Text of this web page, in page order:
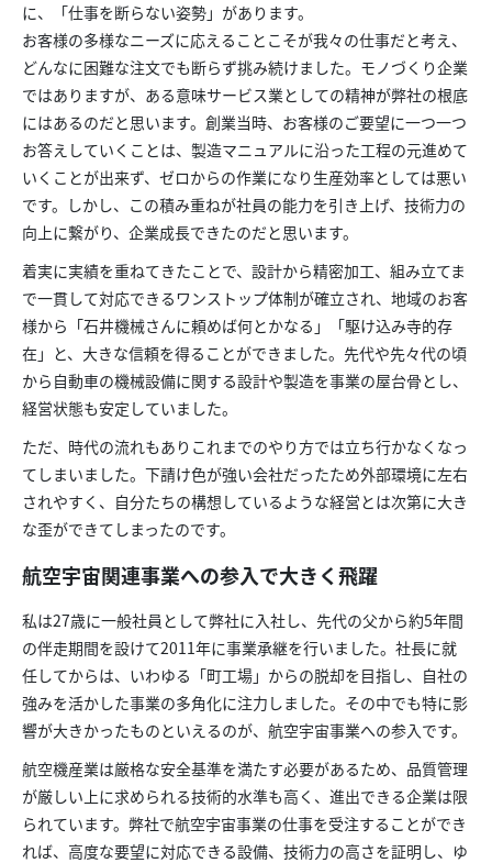
に、「仕事を断らない姿勢」があります。
お客様の多様なニーズに応えることこそが我々の仕事だと考え、
どんなに困難な注文でも断らず挑み続けました。モノづくり企業
ではありますが、ある意味サービス業としての精神が弊社の根底
にはあるのだと思います。創業当時、お客様のご要望に一つ一つ
お答えしていくことは、製造マニュアルに沿った工程の元進めて
いくことが出来ず、ゼロからの作業になり生産効率としては悪い
です。しかし、この積み重ねが社員の能力を引き上げ、技術力の
向上に繋がり、企業成長できたのだと思います。
着実に実績を重ねてきたことで、設計から精密加工、組み立てま
で一貫して対応できるワンストップ体制が確立され、地域のお客
様から「石井機械さんに頼めば何とかなる」「駆け込み寺的存
在」と、大きな信頼を得ることができました。先代や先々代の頃
から自動車の機械設備に関する設計や製造を事業の屋台骨とし、
経営状態も安定していました。
ただ、時代の流れもありこれまでのやり方では立ち行かなくなっ
てしまいました。下請け色が強い会社だったため外部環境に左右
されやすく、自分たちの構想しているような経営とは次第に大き
な歪ができてしまったのです。
航空宇宙関連事業への参入で大きく飛躍
私は27歳に一般社員として弊社に入社し、先代の父から約5年間
の伴走期間を設けて2011年に事業承継を行いました。社長に就
任してからは、いわゆる「町工場」からの脱却を目指し、自社の
強みを活かした事業の多角化に注力しました。その中でも特に影
響が大きかったものといえるのが、航空宇宙事業への参入です。
航空機産業は厳格な安全基準を満たす必要があるため、品質管理
が厳しい上に求められる技術的水準も高く、進出できる企業は限
られています。弊社で航空宇宙事業の仕事を受注することができ
れば、高度な要望に対応できる設備、技術力の高さを証明し、ゆ